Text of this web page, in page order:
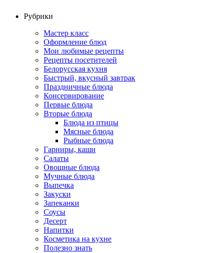
Рубрики
Мастер класс
Оформление блюд
Мои любимые рецепты
Рецепты посетителей
Белорусская кухня
Быстрый, вкусный завтрак
Праздничные блюда
Консервирование
Первые блюда
Вторые блюда
Блюда из птицы
Мясные блюда
Рыбные блюда
Гарниры, каши
Салаты
Овощные блюда
Мучные блюда
Выпечка
Закуски
Запеканки
Соусы
Десерт
Напитки
Косметика на кухне
Полезно знать